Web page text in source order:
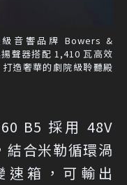
音響品牌 Bowers &
聲器搭配 1,410 瓦高效
造奢華的劇院級聆聽殿
B5 採用 48V
合米勒循環渦
箱，可輸出